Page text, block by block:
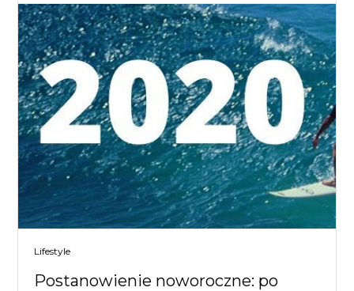
Lifestyle
Postanowienie noworoczne: po